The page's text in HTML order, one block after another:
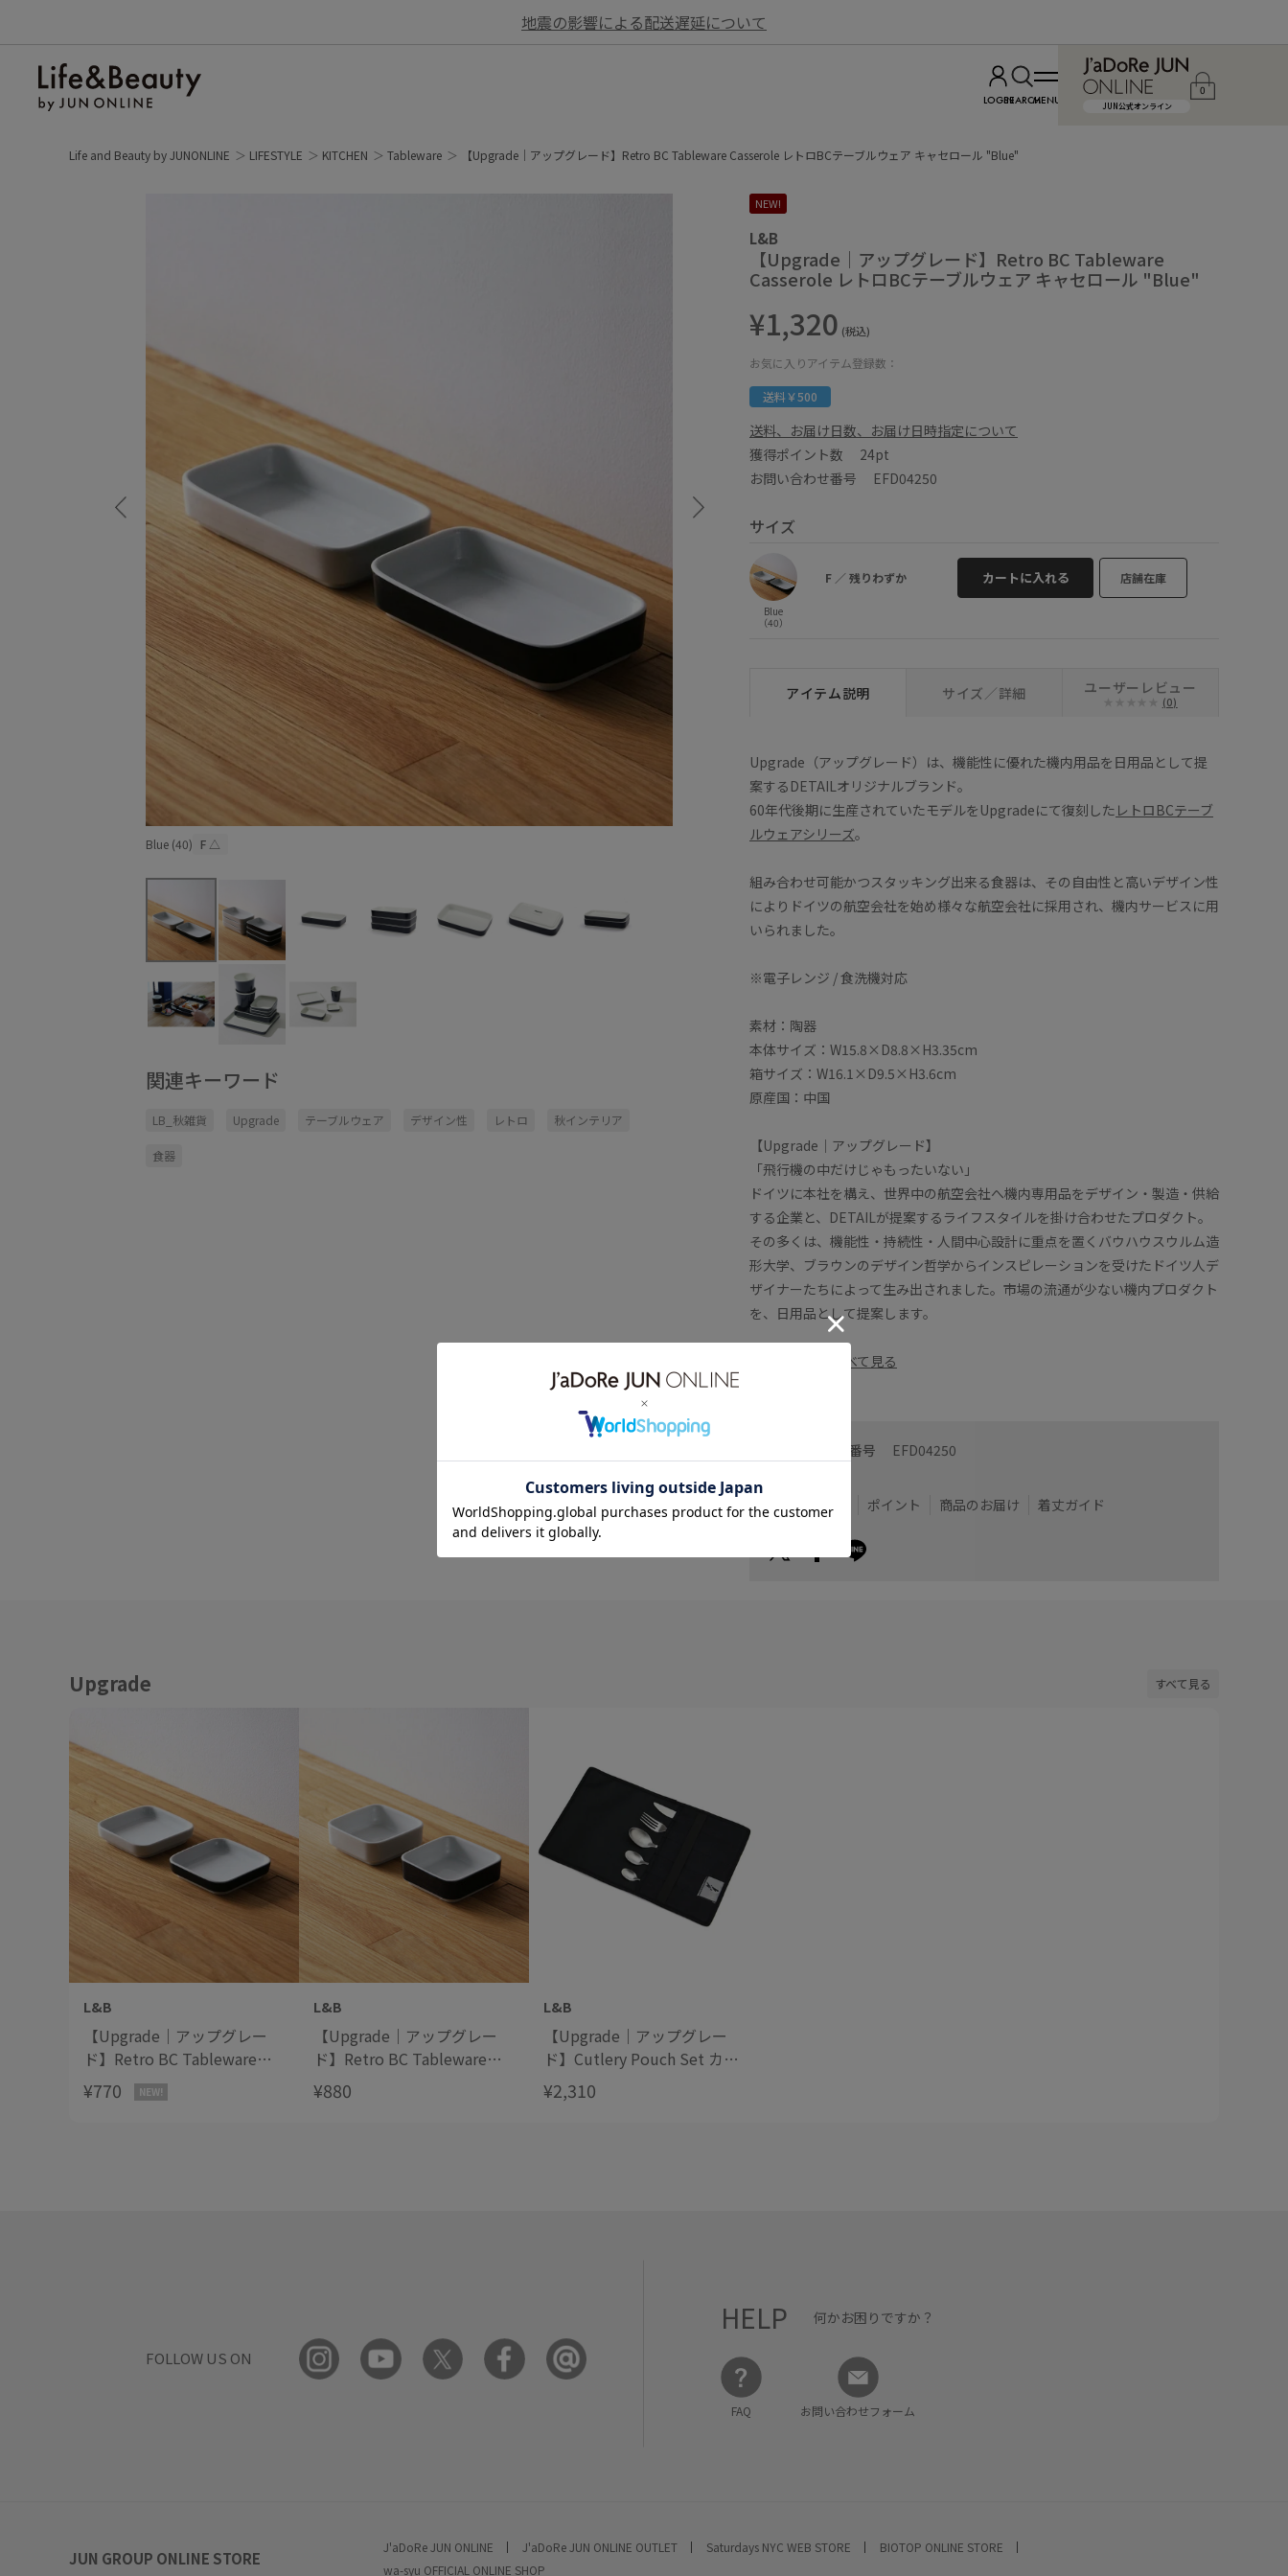
地震の影響による配送遅延について
LOGINSEARCHMENU JUN公式オンライン
0
Life and Beauty by JUNONLINE LIFESTYLE KITCHEN Tableware 【Upgrade｜アップグレード】Retro BC Tableware Casserole レトロBCテーブルウェア キャセロール "Blue"
Blue (40) F △
関連キーワード
LB_秋雑貨 Upgrade テーブルウェア デザイン性 レトロ 秋インテリア
食器
NEW!
L&B
【Upgrade｜アップグレード】Retro BC Tableware
Casserole レトロBCテーブルウェア キャセロール "Blue"
¥1,320 (税込)
お気に入りアイテム登録数：
送料￥500
送料、お届け日数、お届け日時指定について
獲得ポイント数 24pt
お問い合わせ番号 EFD04250
サイズ
Blue
（40）
F ／残りわずか カートに入れる 店舗在庫
アイテム説明 サイズ／詳細 ユーザーレビュー
(0)
Upgrade（アップグレード）は、機能性に優れた機内用品を日用品として提
案するDETAILオリジナルブランド。
60年代後期に生産されていたモデルをUpgradeにて復刻した レトロBCテーブ
ルウェアシリーズ。
組み合わせ可能かつスタッキング出来る食器は、その自由性と高いデザイン性
によりドイツの航空会社を始め様々な航空会社に採用され、機内サービスに用
いられました。
※電子レンジ / 食洗機対応
素材：陶器
本体サイズ：W15.8×D8.8×H3.35cm
箱サイズ：W16.1×D9.5×H3.6cm
原産国：中国
【Upgrade｜アップグレード】
「飛行機の中だけじゃもったいない」
ドイツに本社を構え、世界中の航空会社へ機内専用品をデザイン・製造・供給
する企業と、DETAILが提案するライフスタイルを掛け合わせたプロダクト。
その多くは、機能性・持続性・人間中心設計に重点を置くバウハウスウルム造
形大学、ブラウンのデザイン哲学からインスピレーションを受けたドイツ人デ
ザイナーたちによって生み出されました。市場の流通が少ない機内プロダクト
を、日用品として提案します。
すべて見る
お問い合わせ番号 EFD04250
お支払い方法
ポイント 商品のお届け 着丈ガイド
Upgrade すべて見る
L&B
【Upgrade｜アップグレー
ド】Retro BC Tableware
Bowl Flat レトロBCテーブル
ウェア ボウルフラット
¥770 NEW!
L&B
【Upgrade｜アップグレー
ド】Retro BC Tableware
Bowl High レトロBCテーブ
ルウェア ボウルハイ "Blue"
¥880
L&B
【Upgrade｜アップグレー
ド】Cutlery Pouch Set カト
ラリーポーチセット
¥2,310
FOLLOW US ON
HELP 何かお困りですか？
FAQ お問い合わせフォーム
JUN GROUP ONLINE STORE
J'aDoRe JUN ONLINE J'aDoRe JUN ONLINE OUTLET Saturdays NYC WEB STORE
BIOTOP ONLINE STORE
wa-syu OFFICIAL ONLINE SHOP